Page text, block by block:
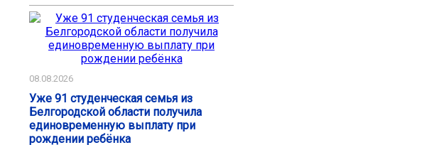
08.08.2026
Уже 91 студенческая семья из
Белгородской области получила
единовременную выплату при
рождении ребёнка